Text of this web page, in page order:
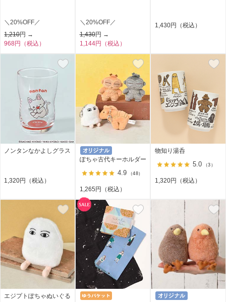
＼20%OFF／
1,210円 →
968円（税込）
＼20%OFF／
1,430円 →
1,144円（税込）
1,430円（税込）
ノンタンなかよしグラス
1,320円（税込）
ぽちゃ古代キーホルダー
4.9 （48）
1,265円（税込）
物知り湯呑
5.0 （3）
1,320円（税込）
エジプトぽちゃぬいぐる